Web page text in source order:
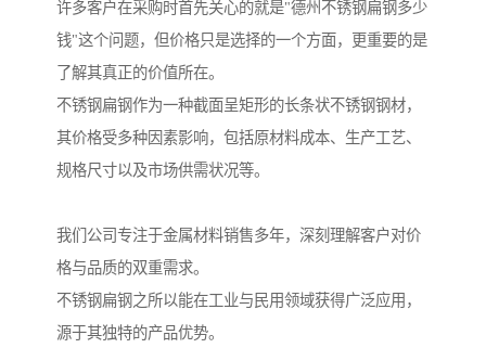
许多客户在采购时首先关心的就是"德州不锈钢扁钢多少
钱"这个问题，但价格只是选择的一个方面，更重要的是
了解其真正的价值所在。
不锈钢扁钢作为一种截面呈矩形的长条状不锈钢钢材，
其价格受多种因素影响，包括原材料成本、生产工艺、
规格尺寸以及市场供需状况等。
我们公司专注于金属材料销售多年，深刻理解客户对价
格与品质的双重需求。
不锈钢扁钢之所以能在工业与民用领域获得广泛应用，
源于其独特的产品优势。